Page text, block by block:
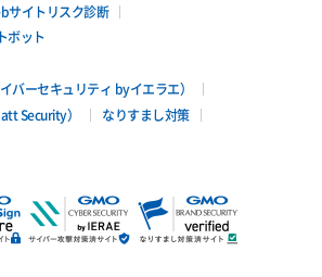
サイトリスク診断
ボット
バーセキュリティ byイエラエ）
Security）
なりすまし対策